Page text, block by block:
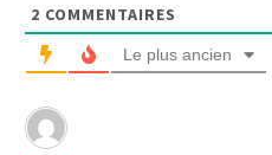
2 COMMENTAIRES
Le plus ancien